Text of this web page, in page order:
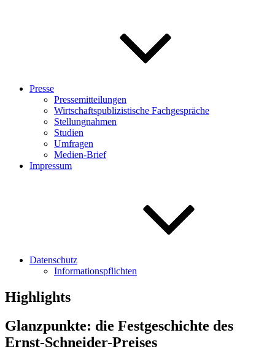
Presse
Pressemitteilungen
Wirtschaftspublizistische Fachgespräche
Stellungnahmen
Studien
Umfragen
Medien-Brief
Impressum
Datenschutz
Informationspflichten
Highlights
Glanzpunkte: die Festgeschichte des
Ernst-Schneider-Preises